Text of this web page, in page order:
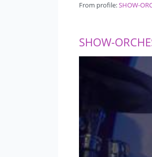
From profile:SHOW-
SHOW-